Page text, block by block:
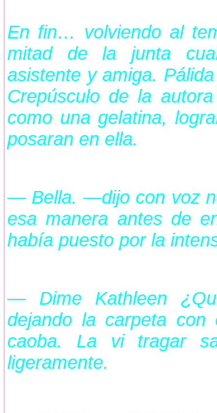
En fin… volviendo al
mitad de la junta
asistente y amiga.
Crepúsculo de la
como una gelatina,
posaran en ella.
— Bella. —dijo con voz
esa manera antes de
había puesto por la
— Dime Kathleen
dejando la carpeta
caoba. La vi tragar
ligeramente.